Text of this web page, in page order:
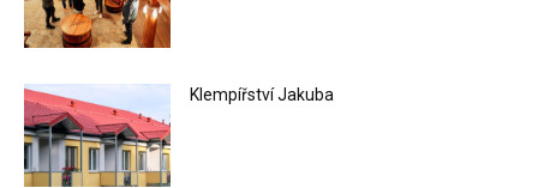
Klempířství Jakuba